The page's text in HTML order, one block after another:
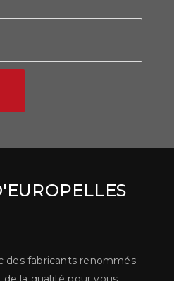
des fabricants renommés